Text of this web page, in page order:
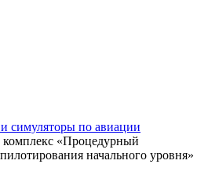
симуляторы по авиации
«Процедурный
начального уровня»